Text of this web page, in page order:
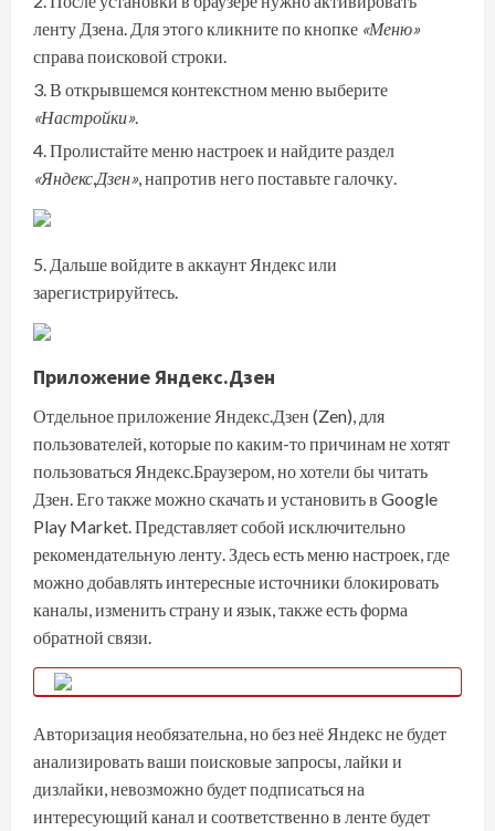
ленту Дзена. Для этого кликните по кнопке «Меню»
справа поисковой строки.
В открывшемся контекстном меню выберите
«Настройки».
Пролистайте меню настроек и найдите раздел
«Яндекс.Дзен», напротив него поставьте галочку.
Дальше войдите в аккаунт Яндекс или
зарегистрируйтесь.
Приложение Яндекс.Дзен
Отдельное приложение Яндекс.Дзен (Zen), для
пользователей, которые по каким-то причинам не хотят
пользоваться Яндекс.Браузером, но хотели бы читать
Дзен. Его также можно скачать и установить в Google
Play Market. Представляет собой исключительно
рекомендательную ленту. Здесь есть меню настроек, где
можно добавлять интересные источники блокировать
каналы, изменить страну и язык, также есть форма
обратной связи.
Авторизация необязательна, но без неё Яндекс не будет
анализировать ваши поисковые запросы, лайки и
дизлайки, невозможно будет подписаться на
интересующий канал и соответственно в ленте будет